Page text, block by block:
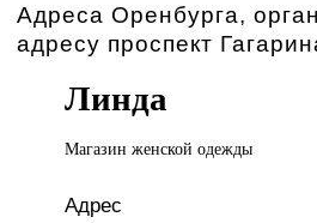
Адреса Оренбурга,
адресу проспект
Линда
Магазин женскойодежды
Адрес